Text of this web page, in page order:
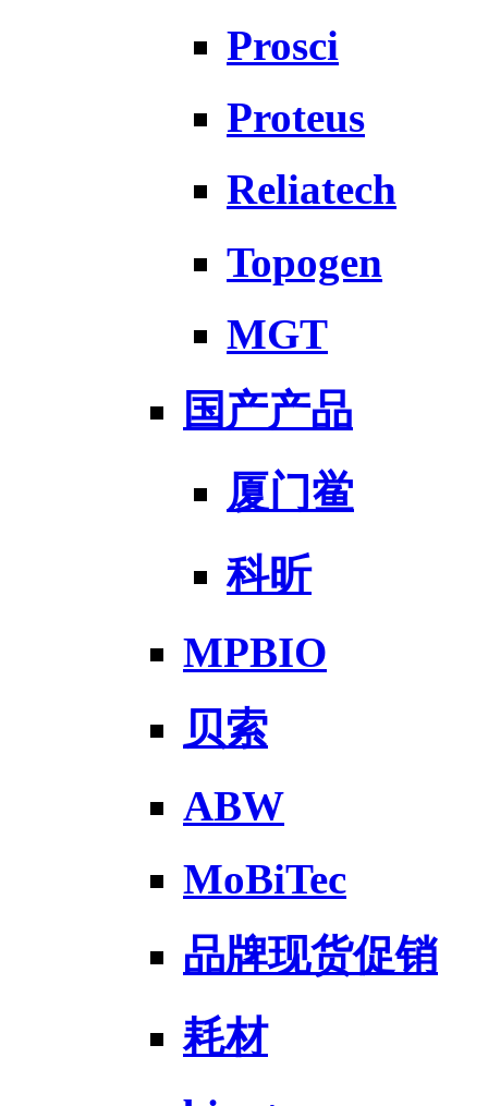
Prosci
Proteus
Reliatech
Topogen
MGT
国产产品
厦门鲎
科昕
MPBIO
贝索
ABW
MoBiTec
品牌现货促销
耗材